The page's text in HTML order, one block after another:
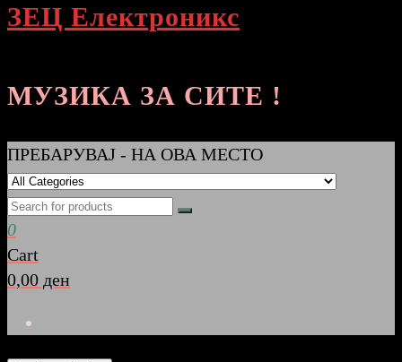
ЗЕЦ Електроникс
МУЗИКА ЗА СИТЕ !
ПРЕБАРУВАЈ - НА ОВА МЕСТО
0
Cart
0,00 ден